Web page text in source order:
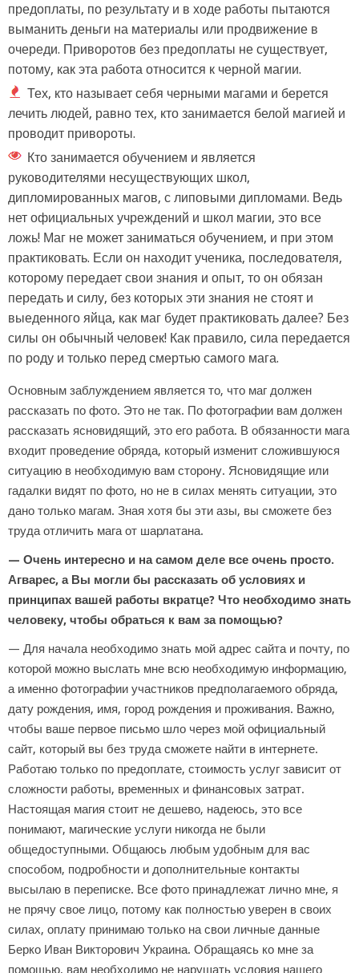
предоплаты, по результату и в ходе работы пытаются
выманить деньги на материалы или продвижение в
очереди. Приворотов без предоплаты не существует,
потому, как эта работа относится к черной магии.
Тех, кто называет себя черными магами и берется
лечить людей, равно тех, кто занимается белой магией и
проводит привороты.
Кто занимается обучением и является
руководителями несуществующих школ,
дипломированных магов, с липовыми дипломами. Ведь
нет официальных учреждений и школ магии, это все
ложь! Маг не может заниматься обучением, и при этом
практиковать. Если он находит ученика, последователя,
которому передает свои знания и опыт, то он обязан
передать и силу, без которых эти знания не стоят и
выеденного яйца, как маг будет практиковать далее? Без
силы он обычный человек! Как правило, сила передается
по роду и только перед смертью самого мага.
Основным заблуждением является то, что маг должен
рассказать по фото. Это не так. По фотографии вам должен
рассказать ясновидящий, это его работа. В обязанности мага
входит проведение обряда, который изменит сложившуюся
ситуацию в необходимую вам сторону. Ясновидящие или
гадалки видят по фото, но не в силах менять ситуации, это
дано только магам. Зная хотя бы эти азы, вы сможете без
труда отличить мага от шарлатана.
— Очень интересно и на самом деле все очень просто.
Агварес, а Вы могли бы рассказать об условиях и
принципах вашей работы вкратце? Что необходимо знать
человеку, чтобы обраться к вам за помощью?
— Для начала необходимо знать мой адрес сайта и почту, по
которой можно выслать мне всю необходимую информацию,
а именно фотографии участников предполагаемого обряда,
дату рождения, имя, город рождения и проживания. Важно,
чтобы ваше первое письмо шло через мой официальный
сайт, который вы без труда сможете найти в интернете.
Работаю только по предоплате, стоимость услуг зависит от
сложности работы, временных и финансовых затрат.
Настоящая магия стоит не дешево, надеюсь, это все
понимают, магические услуги никогда не были
общедоступными. Общаюсь любым удобным для вас
способом, подробности и дополнительные контакты
высылаю в переписке. Все фото принадлежат лично мне, я
не прячу свое лицо, потому как полностью уверен в своих
силах, оплату принимаю только на свои личные данные
Берко Иван Викторович Украина. Обращаясь ко мне за
помощью, вам необходимо не нарушать условия нашего